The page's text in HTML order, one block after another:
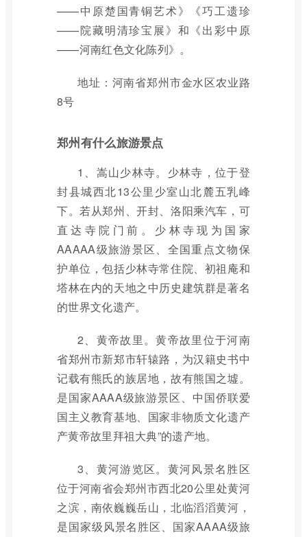
——中原楚国青铜艺术》《巧工遗珍
——院藏明清珍宝展》和《出彩中原
——河南红色文化陈列》。
地址：河南省郑州市金水区农业路
8号
郑州有什么旅游景点
1、嵩山少林寺。少林寺，位于登
封县城西北13公里少室山北麓五乳峰
下。若从郑州、开封、洛阳乘汽车，可
直达寺院门前。少林寺现为国家
AAAAA级旅游景区、全国重点文物保
护单位，包括少林寺常住院、初祖庵和
塔林在内的天地之中历史建筑群是著名
的世界文化遗产。
2、黄帝故里。黄帝故里位于河南
省郑州市新郑市轩辕路，为汉籍史书中
记载有熊氏的族居地，故有熊国之墟。
是国家AAAA级旅游景区、中国侨联爱
国主义教育基地、国家非物质文化遗产
产黄帝故里拜祖大典”的遗产地。
3、黄河游览区。黄河风景名胜区
位于河南省会郑州市西北20公里处黄河
之滨，南依巍巍岳山，北临滔滔黄河，
是国家级风景名胜区、国家AAAA级旅